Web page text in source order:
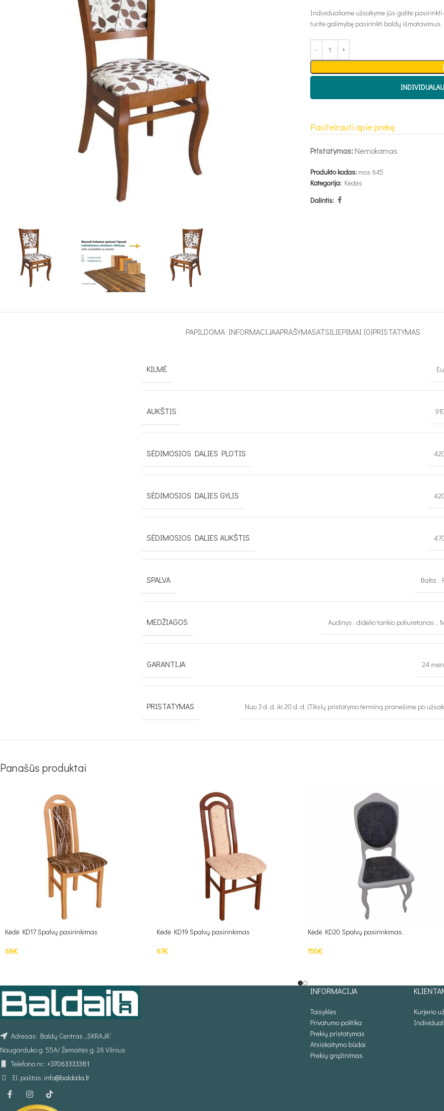
Individualiame užsakyme jūs galite
turite galimybę pasirinkti baldų išmatavimus.
Pasiteirauti apie prekę
Pristatymas:Nemokamas
Produkto kodas: mos 645
Kategorija: Kėdės
Dalintis:
PAPILDOMA INFORMACIJAAPRAŠYMASATSILIEPIMAI (0)PRISTATYMAS
KILMĖ
AUKŠTIS
SĖDIMOSIOS DALIES PLOTIS
SĖDIMOSIOS DALIES GYLIS
SĖDIMOSIOS DALIES AUKŠTIS
SPALVA Balta ,
MEDŽIAGOS Audinys , didelio tankio poliuretanas ,
GARANTIJA 24
PRISTATYMAS Nuo 3 d. d. iki 20 d. d. (Tikslų pristatymo terminą pranešime po
Panašūs produktai
Kėdė KD17 Spalvų pasirinkimas
68€
Kėdė KD19 Spalvų pasirinkimas
67€
Kėdė KD20 Spalvų pasirinkimas.
150€
Adresas: Baldų Centras „SKRAJA“
Naugarduko g. 55A/ Žemaitės g. 26 Vilnius
Telefono nr.: +37063333381
El. paštas: info@baldaila.lt
INFORMACIJA
Taisyklės
Privatumo politika
Prekių pristatymas
Atsiskaitymo būdai
Prekių grąžinimas
Kurjerio